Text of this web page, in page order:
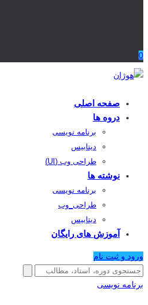
0
صفحه اصلی
دروه ها
برنامه نویسی
دیتابیس
طراحی وب (UI)
نوشته ها
برنامه نویسی
طراحی_وب
دیتابیس
آموزش های رایگان
ورود و ثبت نام
برنامه نویسی